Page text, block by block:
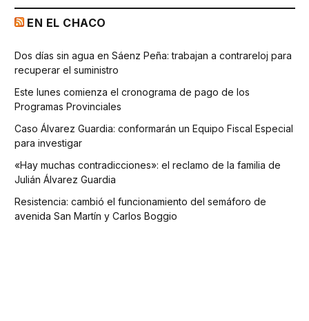
EN EL CHACO
Dos días sin agua en Sáenz Peña: trabajan a contrareloj para
recuperar el suministro
Este lunes comienza el cronograma de pago de los
Programas Provinciales
Caso Álvarez Guardia: conformarán un Equipo Fiscal Especial
para investigar
«Hay muchas contradicciones»: el reclamo de la familia de
Julián Álvarez Guardia
Resistencia: cambió el funcionamiento del semáforo de
avenida San Martín y Carlos Boggio